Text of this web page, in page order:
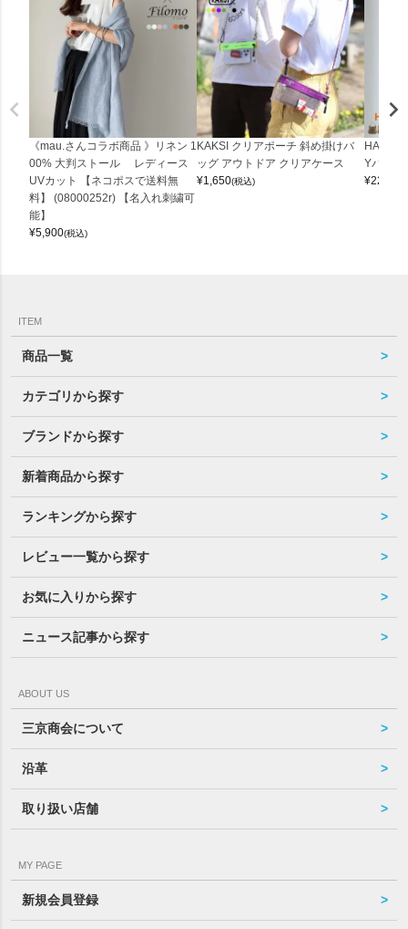
《mau.さんコラボ商品 》リネン 1
00% 大判ストール レディース
UVカット 【ネコポスで送料無
料】 (08000252r) 【名入れ刺繍可
能】
¥5,900(税込)
KAKSI クリアポーチ 斜め掛けバ
ッグ アウトドア クリアケース
¥1,650(税込)
Yバッグ
¥22,000
ITEM
商品一覧
カテゴリから探す
ブランドから探す
新着商品から探す
ランキングから探す
レビュー一覧から探す
お気に入りから探す
ニュース記事から探す
ABOUT US
三京商会について
沿革
取り扱い店舗
MY PAGE
新規会員登録